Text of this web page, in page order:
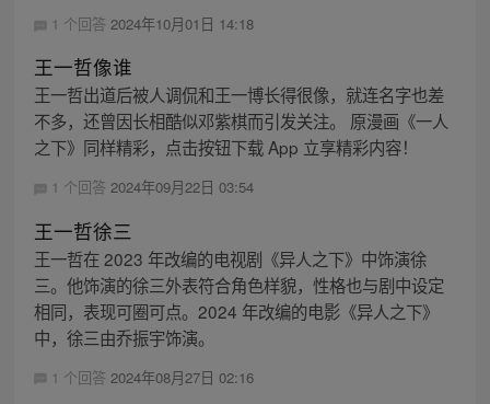
1 个回答 2024年10月01日 14:18
王一哲像谁
王一哲出道后被人调侃和王一博长得很像，就连名字也差
不多，还曾因长相酷似邓紫棋而引发关注。 原漫画《一人
之下》同样精彩，点击按钮下载 App 立享精彩内容！
1 个回答 2024年09月22日 03:54
王一哲徐三
王一哲在 2023 年改编的电视剧《异人之下》中饰演徐
三。他饰演的徐三外表符合角色样貌，性格也与剧中设定
相同，表现可圈可点。2024 年改编的电影《异人之下》
中，徐三由乔振宇饰演。
1 个回答 2024年08月27日 02:16